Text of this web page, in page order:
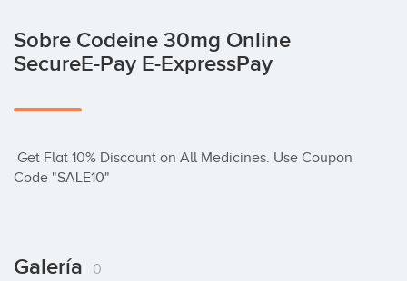
Sobre Codeine 30mg Online
SecureE-Pay E-ExpressPay
Code "SALE10"
Galería 0